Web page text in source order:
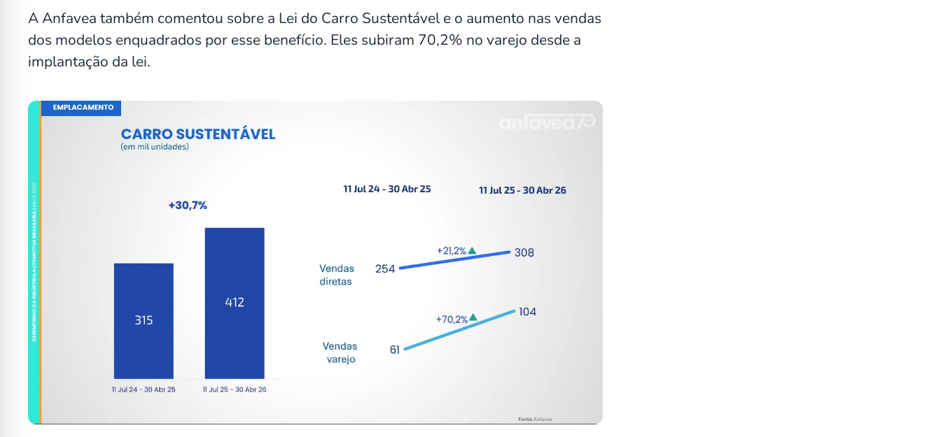
A Anfavea também comentou sobre a Lei do Carro Sustentável e o aumento nas vendas
dos modelos enquadrados por esse benefício. Eles subiram 70,2% no varejo desde a
implantação da lei.